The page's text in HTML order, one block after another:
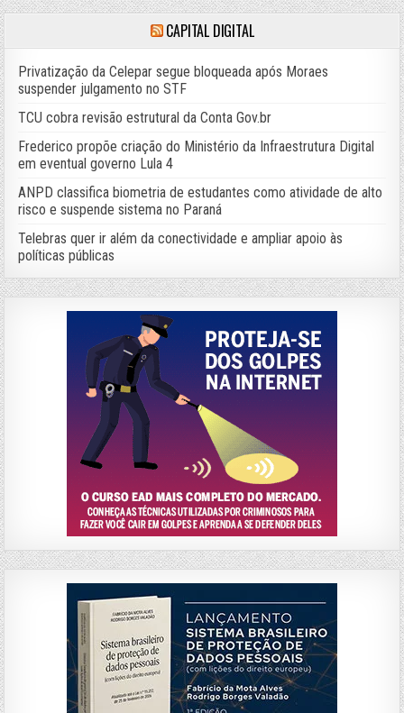
CAPITAL DIGITAL
Privatização da Celepar segue bloqueada após Moraes
suspender julgamento no STF
TCU cobra revisão estrutural da Conta Gov.br
Frederico propõe criação do Ministério da Infraestrutura Digital
em eventual governo Lula 4
ANPD classifica biometria de estudantes como atividade de alto
risco e suspende sistema no Paraná
Telebras quer ir além da conectividade e ampliar apoio às
políticas públicas